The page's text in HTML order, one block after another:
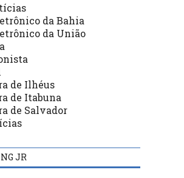
da Bahia
da União
de Ilhéus
de Itabuna
de Salvador
JR